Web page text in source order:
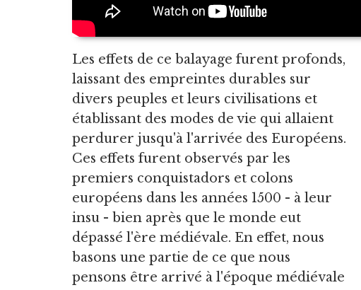
Les effets de ce balayage furent profonds,
laissant des empreintes durables sur
divers peuples et leurs civilisations et
établissant des modes de vie qui allaient
perdurer jusqu'à l'arrivée des Européens.
Ces effets furent observés par les
premiers conquistadors et colons
européens dans les années 1500 - à leur
insu - bien après que le monde eut
dépassé l'ère médiévale. En effet, nous
basons une partie de ce que nous
pensons être arrivé à l'époque médiévale